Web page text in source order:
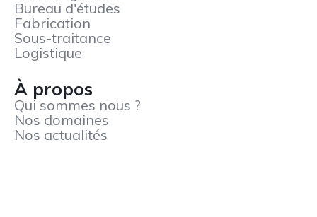
Bureau d'études
Fabrication
Sous-traitance
Logistique
À propos
Qui sommes nous ?
Nos domaines
Nos actualités